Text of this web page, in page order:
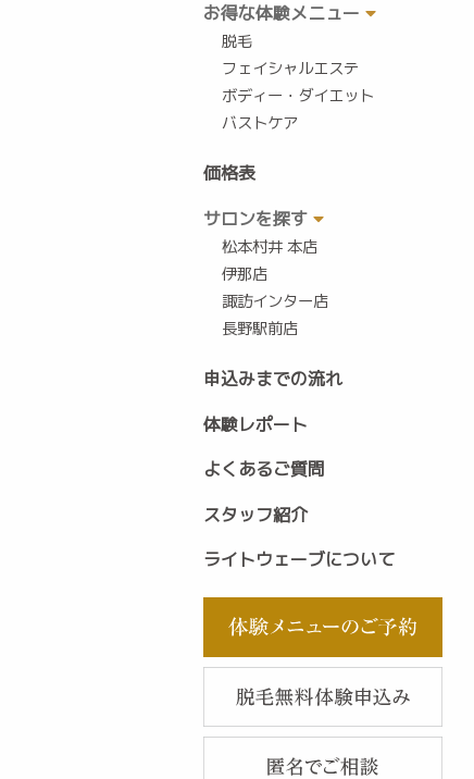
お得な体験メニュー
脱毛
フェイシャルエステ
ボディー・ダイエット
バストケア
価格表
サロンを探す
松本村井 本店
伊那店
諏訪インター店
長野駅前店
申込みまでの流れ
体験レポート
よくあるご質問
スタッフ紹介
ライトウェーブについて